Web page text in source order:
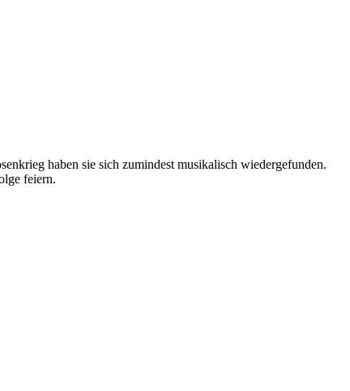
haben sie sich zumindest musikalisch wiedergefunden.
feiern.